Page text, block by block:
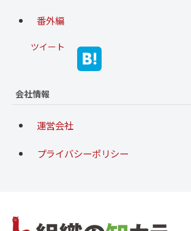
番外編
ツイート
会社情報
運営会社
プライバシーポリシー